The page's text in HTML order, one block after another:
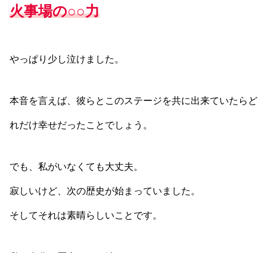
火事場の○○力
やっぱり少し泣けました。
本音を言えば、彼らとこのステージを共に出来ていたらど
れだけ幸せだったことでしょう。
でも、私がいなくても大丈夫。
寂しいけど、次の歴史が始まっていました。
そしてそれは素晴らしいことです。